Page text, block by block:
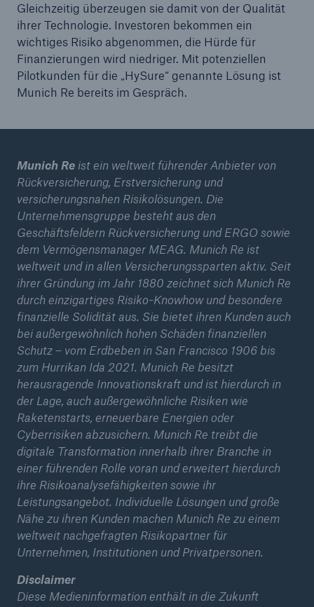
Gleichzeitig überzeugen sie damit von der Qualität
ihrer Technologie. Investoren bekommen ein
wichtiges Risiko abgenommen, die Hürde für
Finanzierungen wird niedriger. Mit potenziellen
Pilotkunden für die „HySure“ genannte Lösung ist
Munich Re bereits im Gespräch.
Munich Reist ein weltweit führender Anbieter von
Rückversicherung, Erstversicherung und
versicherungsnahen Risikolösungen. Die
Unternehmensgruppe besteht aus den
Geschäftsfeldern Rückversicherung und ERGO sowie
dem Vermögensmanager MEAG. Munich Re ist
weltweit und in allen Versicherungssparten aktiv. Seit
ihrer Gründung im Jahr 1880 zeichnet sich Munich Re
durch einzigartiges Risiko-Knowhow und besondere
finanzielle Solidität aus. Sie bietet ihren Kunden auch
bei außergewöhnlich hohen Schäden finanziellen
Schutz – vom Erdbeben in San Francisco 1906 bis
zum Hurrikan Ida 2021. Munich Re besitzt
herausragende Innovationskraft und ist hierdurch in
der Lage, auch außergewöhnliche Risiken wie
Raketenstarts, erneuerbare Energien oder
Cyberrisiken abzusichern. Munich Re treibt die
digitale Transformation innerhalb ihrer Branche in
einer führenden Rolle voran und erweitert hierdurch
ihre Risikoanalysefähigkeiten sowie ihr
Leistungsangebot. Individuelle Lösungen und große
Nähe zu ihren Kunden machen Munich Re zu einem
weltweit nachgefragten Risikopartner für
Unternehmen, Institutionen und Privatpersonen.
Disclaimer
Diese Medieninformation enthält in die Zukunft